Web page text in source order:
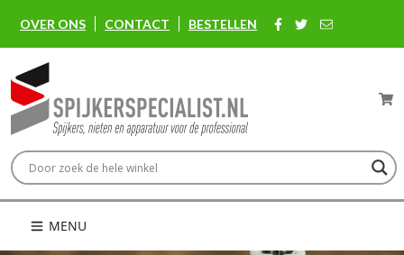
OVER ONS CONTACT BESTELLEN
MENU